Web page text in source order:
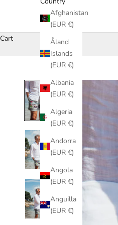
Afghanistan
(EUR €)
Åland
Islands
(EUR €)
Albania
(EUR €)
Algeria
(EUR €)
Andorra
(EUR €)
Angola
(EUR €)
Anguilla
(EUR €)
Cart